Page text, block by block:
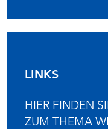
LINKS
HIER FINDEN
ZUM THEMA